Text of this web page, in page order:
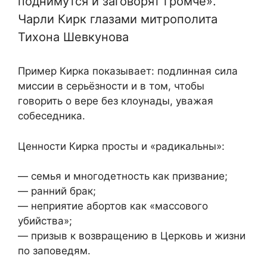
Чарли Кирк глазами митрополита
Тихона Шевкунова
Пример Кирка показывает: подлинная сила
миссии в серьёзности и в том, чтобы
говорить о вере без клоунады, уважая
собеседника.
Ценности Кирка просты и «радикальны»:
— семья и многодетность как призвание;
— ранний брак;
— неприятие абортов как «массового
убийства»;
— призыв к возвращению в Церковь и жизни
по заповедям.